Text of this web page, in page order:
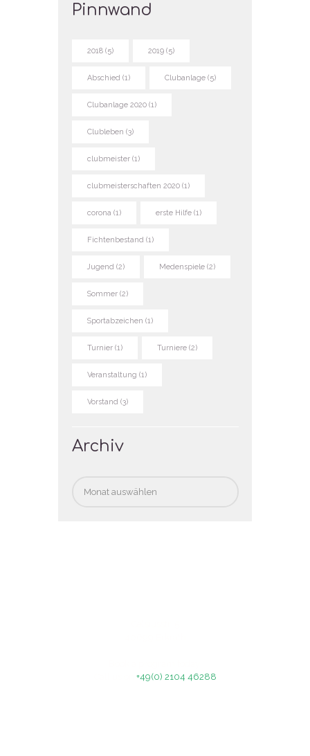
Pinnwand
2018(5) 2019(5)
Abschied (1) Clubanlage(5)
Clubanlage 2020(1)
Clubleben (3)
clubmeister(1)
clubmeisterschaften 2020(1)
corona (1) erste Hilfe(1)
Fichtenbestand (1)
Jugend (2) Medenspiele(2)
Sommer(2)
Sportabzeichen (1)
Turnier(1) Turniere(2)
Veranstaltung (1)
Vorstand (3)
Archiv
+49(0) 2104 46288